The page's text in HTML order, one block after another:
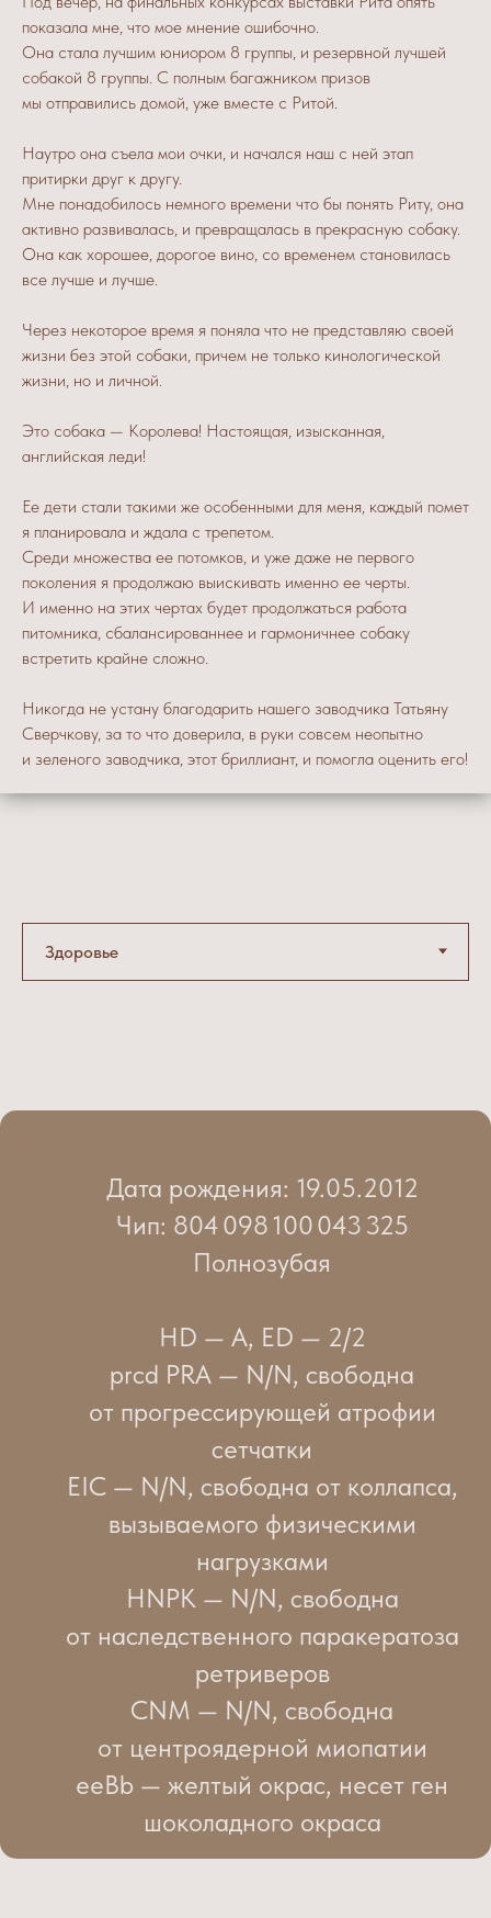
показала мне, что мое мнение ошибочно.
Она стала лучшим юниором 8 группы, и резервной лучшей
собакой 8 группы. С полным багажником призов
мы отправились домой, уже вместе с Ритой.
Наутро она съела мои очки, и начался наш с ней этап
притирки друг к другу.
Мне понадобилось немного времени что бы понять Риту, она
активно развивалась, и превращалась в прекрасную собаку.
Она как хорошее, дорогое вино, со временем становилась
все лучше и лучше.
Через некоторое время я поняла что не представляю своей
жизни без этой собаки, причем не только кинологической
жизни, но и личной.
Это собака — Королева! Настоящая, изысканная,
английская леди!
Ее дети стали такими же особенными для меня, каждый помет
я планировала и ждала с трепетом.
Среди множества ее потомков, и уже даже не первого
поколения я продолжаю выискивать именно ее черты.
И именно на этих чертах будет продолжаться работа
питомника, сбалансированнее и гармоничнее собаку
встретить крайне сложно.
Никогда не устану благодарить нашего заводчика Татьяну
Сверчкову, за то что доверила, в руки совсем неопытно
и зеленого заводчика, этот бриллиант, и помогла оценить его!
Дата рождения: 19.05.2012
Чип: 804 098 100 043 325
Полнозубая
HD — A, ED — 2/2
prcd PRA — N/N, свободна
от прогрессирующей атрофии
сетчатки
EIC — N/N, свободна от коллапса,
вызываемого физическими
нагрузками
HNPK — N/N, свободна
от наследственного паракератоза
ретриверов
CNM — N/N, свободна
от центроядерной миопатии
eeBb — желтый окрас, несет ген
шоколадного окраса